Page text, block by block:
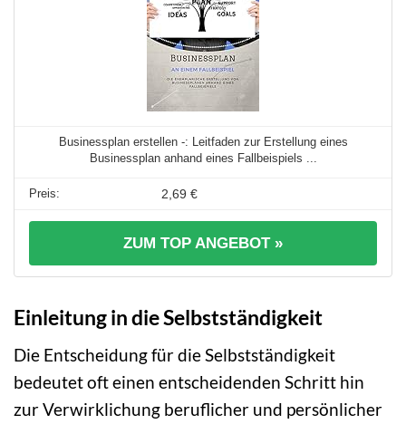
Businessplan erstellen -: Leitfaden zur Erstellung eines
Businessplan anhand eines Fallbeispiels ...
2,69 €
ZUM TOP ANGEBOT »
Einleitung in die Selbstständigkeit
Die Entscheidung für die Selbstständigkeit
bedeutet oft einen entscheidenden Schritt hin
zur Verwirklichung beruflicher und persönlicher